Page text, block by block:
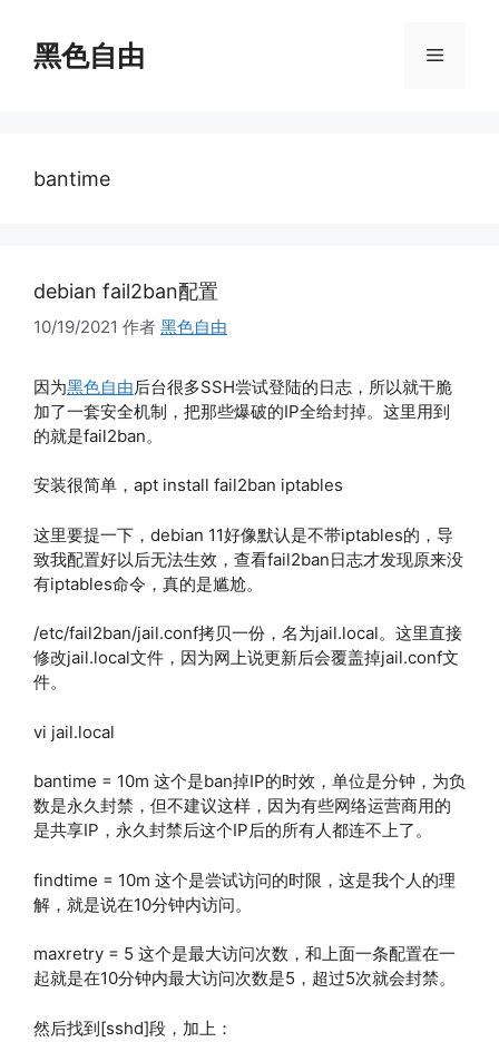
黑色自由 菜
bantime
debian fail2ban配置
10/19/2021 作者 黑色自由
因为黑色自由后台很多SSH尝试登陆的日志，所以就干脆
加了一套安全机制，把那些爆破的IP全给封掉。这里用到
的就是fail2ban。
安装很简单，apt install fail2ban iptables
这里要提一下，debian 11好像默认是不带iptables的，导
致我配置好以后无法生效，查看fail2ban日志才发现原来没
有iptables命令，真的是尴尬。
/etc/fail2ban/jail.conf拷贝一份，名为jail.local。这里直接
修改jail.local文件，因为网上说更新后会覆盖掉jail.conf文
件。
vi jail.local
bantime = 10m 这个是ban掉IP的时效，单位是分钟，为负
数是永久封禁，但不建议这样，因为有些网络运营商用的
是共享IP，永久封禁后这个IP后的所有人都连不上了。
findtime = 10m 这个是尝试访问的时限，这是我个人的理
解，就是说在10分钟内访问。
maxretry = 5 这个是最大访问次数，和上面一条配置在一
起就是在10分钟内最大访问次数是5，超过5次就会封禁。
然后找到[sshd]段，加上：